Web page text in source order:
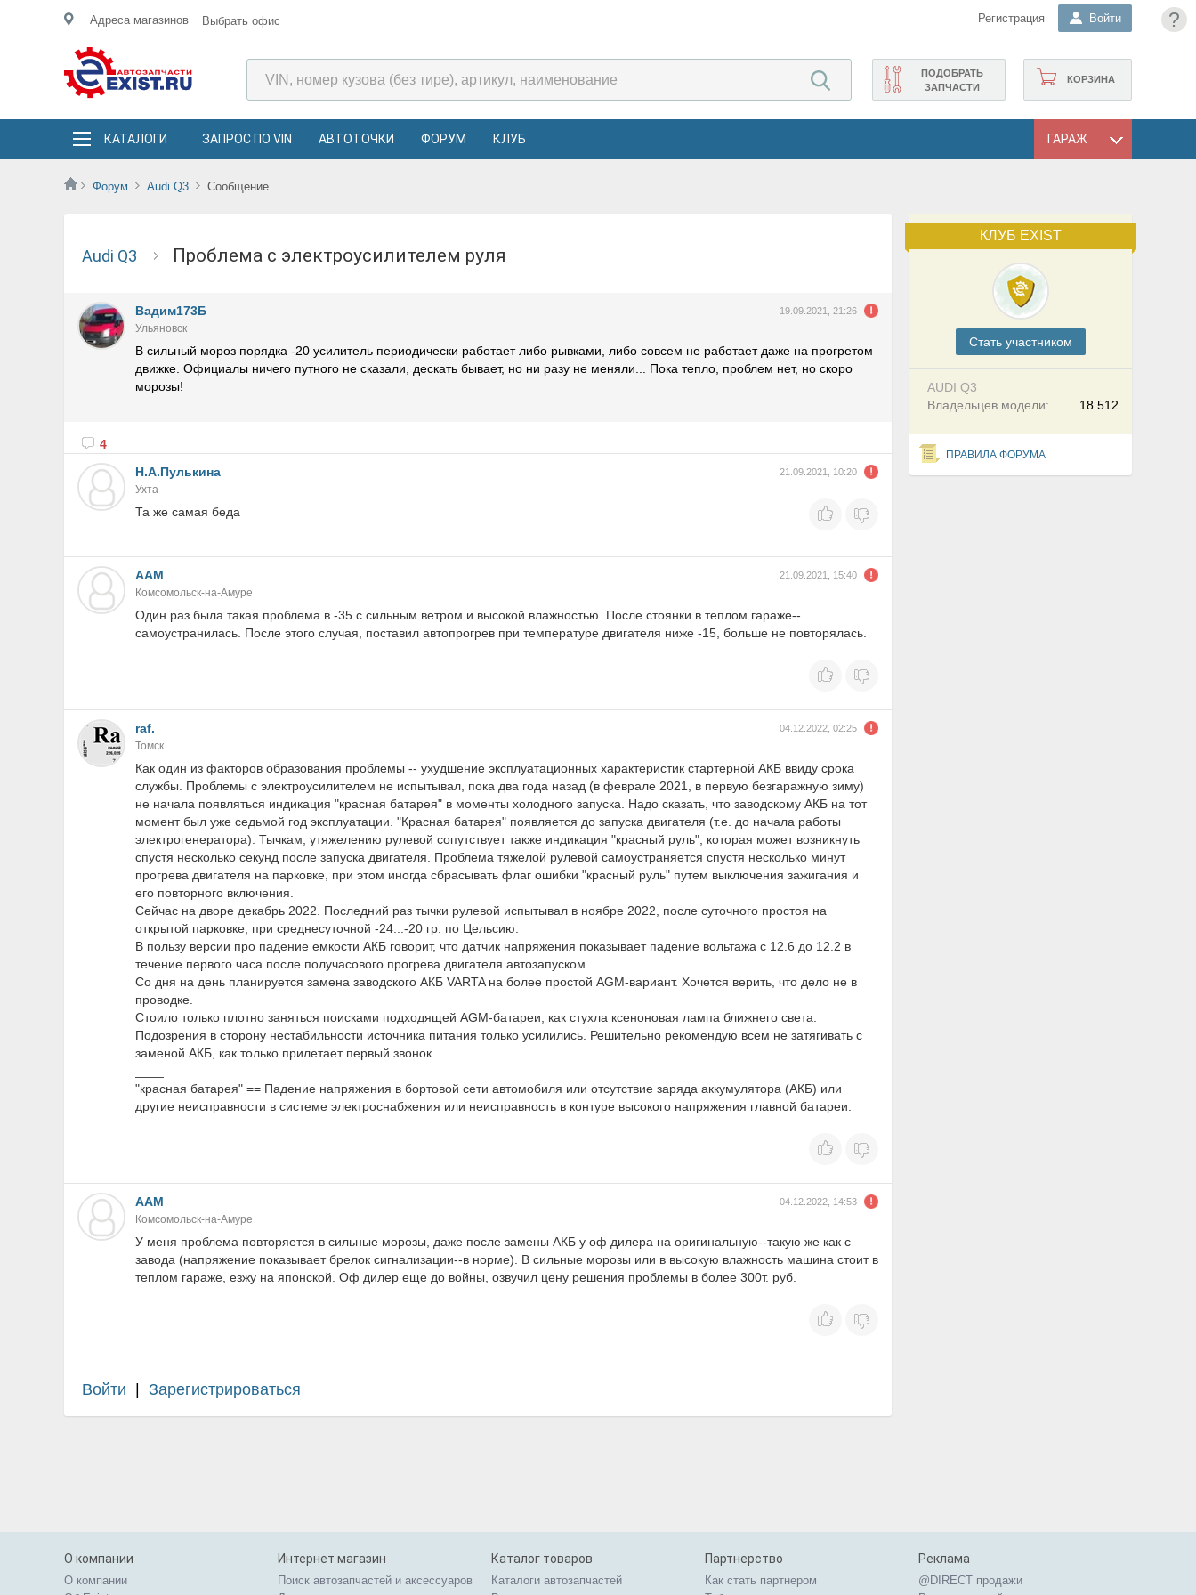
?
Адреса магазинов Выбрать офис Регистрация Войти
КОРЗИНА
ПОДОБРАТЬ
ЗАПЧАСТИ
КАТАЛОГИ ЗАПРОС ПО VIN АВТОТОЧКИ ФОРУМ КЛУБ ГАРАЖ
Форум Audi Q3 Сообщение
КЛУБ EXIST
Cтать участником
AUDI Q3
18 512
Владельцев модели:
ПРАВИЛА ФОРУМА
Audi Q3 Проблема с электроусилителем руля
Вадим173Б 19.09.2021, 21:26
Ульяновск
В сильный мороз порядка -20 усилитель периодически работает либо рывками, либо совсем не работает даже на прогретом
движке. Официалы ничего путного не сказали, дескать бывает, но ни разу не меняли... Пока тепло, проблем нет, но скоро
морозы!
4
Н.А.Пулькина
21.09.2021, 10:20
Ухта
Та же самая беда
ААМ 21.09.2021, 15:40
Комсомольск-на-Амуре
Один раз была такая проблема в -35 с сильным ветром и высокой влажностью. После стоянки в теплом гараже--
самоустранилась. После этого случая, поставил автопрогрев при температуре двигателя ниже -15, больше не повторялась.
raf. 04.12.2022, 02:25
Томск
Как один из факторов образования проблемы -- ухудшение эксплуатационных характеристик стартерной АКБ ввиду срока
службы. Проблемы с электроусилителем не испытывал, пока два года назад (в феврале 2021, в первую безгаражную зиму)
не начала появляться индикация "красная батарея" в моменты холодного запуска. Надо сказать, что заводскому АКБ на тот
момент был уже седьмой год эксплуатации. "Красная батарея" появляется до запуска двигателя (т.е. до начала работы
электрогенератора). Тычкам, утяжелению рулевой сопутствует также индикация "красный руль", которая может возникнуть
спустя несколько секунд после запуска двигателя. Проблема тяжелой рулевой самоустраняется спустя несколько минут
прогрева двигателя на парковке, при этом иногда сбрасывать флаг ошибки "красный руль" путем выключения зажигания и
его повторного включения.
Сейчас на дворе декабрь 2022. Последний раз тычки рулевой испытывал в ноябре 2022, после суточного простоя на
открытой парковке, при среднесуточной -24...-20 гр. по Цельсию.
В пользу версии про падение емкости АКБ говорит, что датчик напряжения показывает падение вольтажа с 12.6 до 12.2 в
течение первого часа после получасового прогрева двигателя автозапуском.
Со дня на день планируется замена заводского АКБ VARTA на более простой AGM-вариант. Хочется верить, что дело не в
проводке.
Стоило только плотно заняться поисками подходящей AGM-батареи, как стухла ксеноновая лампа ближнего света.
Подозрения в сторону нестабильности источника питания только усилились. Решительно рекомендую всем не затягивать с
заменой АКБ, как только прилетает первый звонок.
"красная батарея" == Падение напряжения в бортовой сети автомобиля или отсутствие заряда аккумулятора (АКБ) или
другие неисправности в системе электроснабжения или неисправность в контуре высокого напряжения главной батареи.
ААМ 04.12.2022, 14:53
Комсомольск-на-Амуре
У меня проблема повторяется в сильные морозы, даже после замены АКБ у оф дилера на оригинальную--такую же как с
завода (напряжение показывает брелок сигнализации--в норме). В сильные морозы или в высокую влажность машина стоит в
теплом гараже, езжу на японской. Оф дилер еще до войны, озвучил цену решения проблемы в более 300т. руб.
Войти Зарегистрироваться
О компании
О компании
Интернет магазин
Поиск автозапчастей и аксессуаров
Каталог товаров
Каталоги автозапчастей
Партнерство
Как стать партнером
Реклама
@DIRECT продажи